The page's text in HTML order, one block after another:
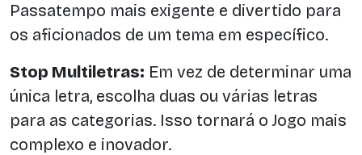
Passatempo mais exigente e divertido para
os aficionados de um tema em específico.
Stop Multiletras: Em vez de determinar uma
única letra, escolha duas ou várias letras
para as categorias. Isso tornará o Jogo mais
complexo e inovador.